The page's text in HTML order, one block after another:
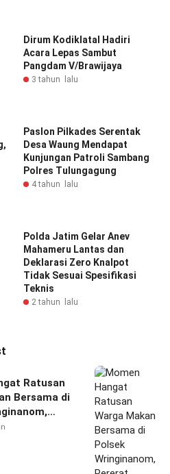
Dirum Kodiklatal Hadiri
Acara Lepas Sambut
Pangdam V/Brawijaya
3 tahun lalu
Paslon Pilkades Serentak
Desa Waung Mendapat
Kunjungan Patroli Sambang
Polres Tulungagung
4 tahun lalu
Polda Jatim Gelar Anev
Mahameru Lantas dan
Deklarasi Zero Knalpot
Tidak Sesuai Spesifikasi
Teknis
2 tahun lalu
Ratusan
Bersama di
dan